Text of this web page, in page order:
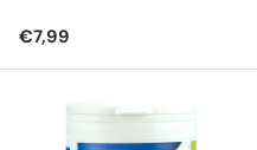
Normaler Preis
€7,99